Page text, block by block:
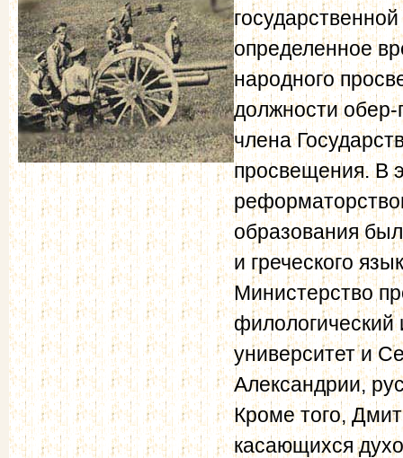
определенное
народного
должности
члена
просвещения. В
образования
и греческого
Министерство
филологический
университет и
Александрии,
Кроме того,
касающихся